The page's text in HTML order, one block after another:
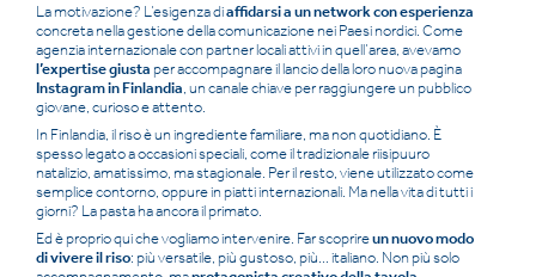
La motivazione? L’esigenza diaffidarsi a un network con esperienza
concreta nella gestione della comunicazione nei Paesi nordici. Come
agenzia internazionale con partner locali attivi in quell’area, avevamo
l’expertise giusta per accompagnare il lancio della loro nuova pagina
Instagram in Finlandia , un canale chiave per raggiungere un pubblico
giovane, curioso e attento.
In Finlandia, il riso è un ingrediente familiare, ma non quotidiano. È
spesso legato a occasioni speciali, come il tradizionale riisipuuro
natalizio, amatissimo, ma stagionale. Per il resto, viene utilizzato come
semplice contorno, oppure in piatti internazionali. Ma nella vita di tutti i
giorni? La pasta ha ancora il primato.
Ed è proprio qui che vogliamo intervenire. Far scoprireun nuovo modo
di vivere il riso: più versatile, più gustoso, più... italiano. Non più solo